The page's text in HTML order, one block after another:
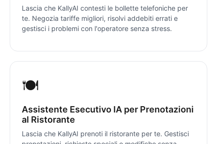
Lascia che KallyAI contesti le bollette telefoniche per
te. Negozia tariffe migliori, risolvi addebiti errati e
gestisci i problemi con l'operatore senza stress.
🍽️
Assistente Esecutivo IA per Prenotazioni
al Ristorante
Lascia che KallyAI prenoti il ristorante per te. Gestisci